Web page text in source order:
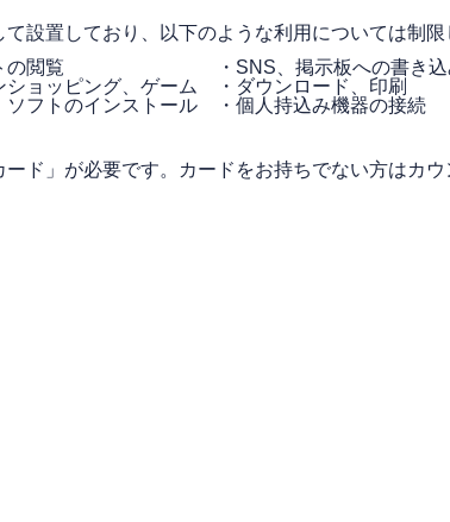
設置しており、以下のような利用については制限
の閲覧 ・SNS、掲示板への
ピング、ゲーム ・ダウンロード、印刷
フトのインストール ・個人持込み機器の接続
ド」が必要です。カードをお持ちでない方はカ